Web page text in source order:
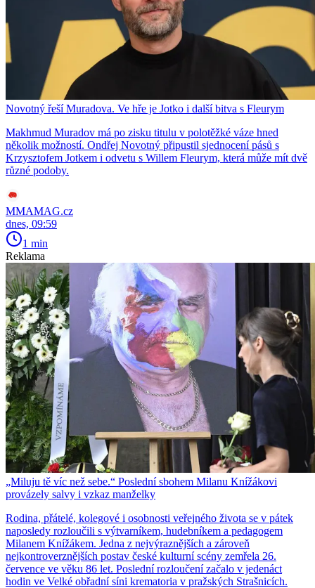
Novotný řeší Muradova. Ve hře je Jotko i další bitva s Fleurym
Makhmud Muradov má po zisku titulu v polotěžké váze hned
několik možností. Ondřej Novotný připustil sjednocení pásů s
Krzysztofem Jotkem i odvetu s Willem Fleurym, která může mít dvě
různé podoby.
MMAMAG.cz
dnes, 09:59
1 min
Reklama
„Miluju tě víc než sebe.“ Poslední sbohem Milanu Knížákovi
provázely salvy i vzkaz manželky
Rodina, přátelé, kolegové i osobnosti veřejného života se v pátek
naposledy rozloučili s výtvarníkem, hudebníkem a pedagogem
Milanem Knížákem. Jedna z nejvýraznějších a zároveň
nejkontroverznějších postav české kulturní scény zemřela 26.
července ve věku 86 let. Poslední rozloučení začalo v jedenáct
hodin ve Velké obřadní síni krematoria v pražských Strašnicích.